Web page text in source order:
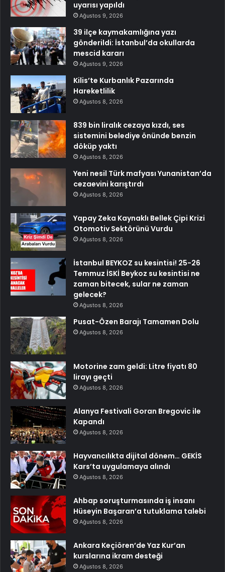
uyarısı yapıldı
Ağustos 9, 2026
39 ilçe kaymakamlığına yazı
gönderildi: İstanbul’da okullarda
mescid kararı
Ağustos 9, 2026
Kilis’te Kurbanlık Pazarında
Hareketlilik
Ağustos 8, 2026
839 bin liralık cezaya kızdı, ses
sistemini belediye önünde benzin
döküp yaktı
Ağustos 8, 2026
Yeni nesil Türk mafyası Yunanistan’da
cezaevini karıştırdı
Ağustos 8, 2026
Yapay Zeka Kaynaklı Bellek Çipi Krizi
Otomotiv Sektörünü Vurdu
Ağustos 8, 2026
İstanbul BEYKOZ su kesintisi! 25-26
Temmuz İSKİ Beykoz su kesintisi ne
zaman bitecek, sular ne zaman
gelecek?
Ağustos 8, 2026
Pusat-Özen Barajı Tamamen Dolu
Ağustos 8, 2026
Motorine zam geldi: Litre fiyatı 80
lirayı geçti
Ağustos 8, 2026
Alanya Festivali Goran Bregovic ile
Kapandı
Ağustos 8, 2026
Hayvancılıkta dijital dönem… GEKİS
Kars’ta uygulamaya alındı
Ağustos 8, 2026
Ahbap soruşturmasında iş insanı
Hüseyin Başaran’a tutuklama talebi
Ağustos 8, 2026
Ankara Keçiören’de Yaz Kur’an
kurslarına ikram desteği
Ağustos 8, 2026